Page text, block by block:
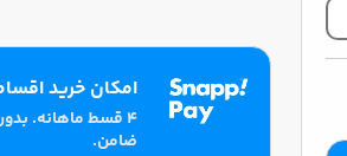
امکان خرید
۴ قسط ماهانه.
ضامن.